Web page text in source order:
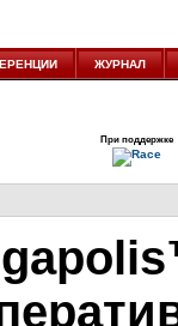
ЖУРНАЛ
При поддержке